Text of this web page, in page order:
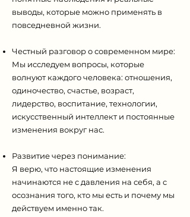
выводы, которые можно применять в
повседневной жизни.
Честный разговор о современном мире:
Мы исследуем вопросы, которые
волнуют каждого человека: отношения,
одиночество, счастье, возраст,
лидерство, воспитание, технологии,
искусственный интеллект и постоянные
изменения вокруг нас.
Развитие через понимание:
Я верю, что настоящие изменения
начинаются не с давления на себя, а с
осознания того, кто мы есть и почему мы
действуем именно так.